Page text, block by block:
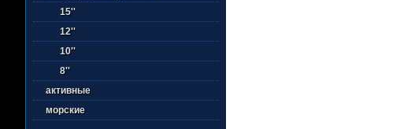
15''
12''
10''
8''
активные
морские